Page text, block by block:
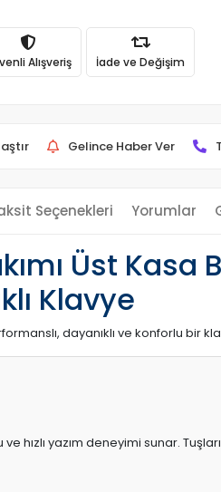
Alışveriş İade ve Değişim
Gelince Haber Ver
Seçenekleri Yorumlar
Üst
Klavye
dayanıklı ve konforlu bir
yazım deneyimi sunar.